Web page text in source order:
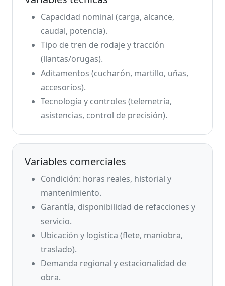
Capacidad nominal (carga, alcance,
caudal, potencia).
Tipo de tren de rodaje y tracción
(llantas/orugas).
Aditamentos (cucharón, martillo, uñas,
accesorios).
Tecnología y controles (telemetría,
asistencias, control de precisión).
Variables comerciales
Condición: horas reales, historial y
mantenimiento.
Garantía, disponibilidad de refacciones y
servicio.
Ubicación y logística (flete, maniobra,
traslado).
Demanda regional y estacionalidad de
obra.